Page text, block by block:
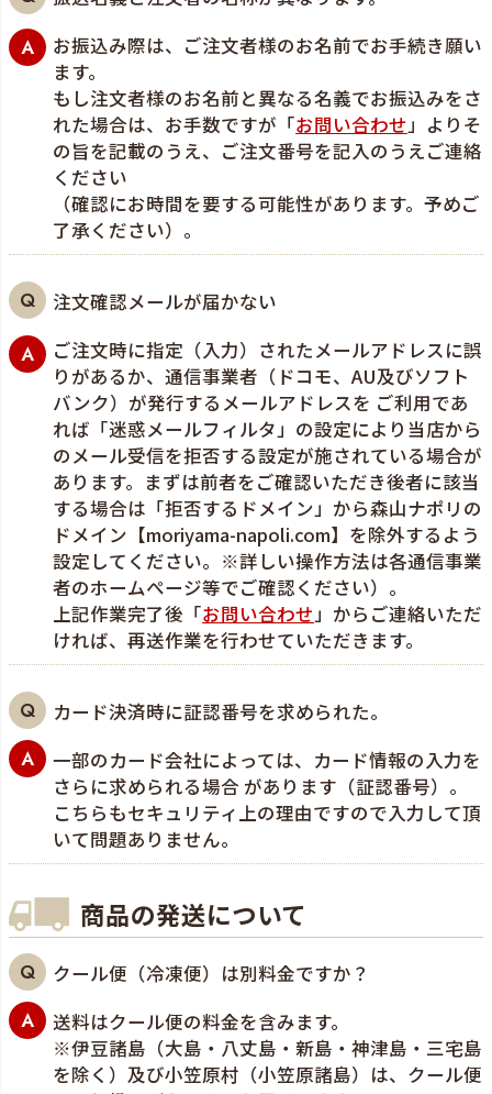
お振込み際は、ご注文者様のお名前でお手続き願い
ます。
もし注文者様のお名前と異なる名義でお振込みをさ
れた場合は、お手数ですが「お問い合わせ」よりそ
の旨を記載のうえ、ご注文番号を記入のうえご連絡
ください
（確認にお時間を要する可能性があります。予めご
了承ください）。
注文確認メールが届かない
ご注文時に指定（入力）されたメールアドレスに誤
りがあるか、通信事業者（ドコモ、AU及びソフト
バンク）が発行するメールアドレスを ご利用であ
れば「迷惑メールフィルタ」の設定により当店から
のメール受信を拒否する設定が施されている場合が
あります。まずは前者をご確認いただき後者に該当
する場合は「拒否するドメイン」から森山ナポリの
ドメイン【moriyama-napoli.com】を除外するよう
設定してください。※詳しい操作方法は各通信事業
者のホームぺージ等でご確認ください）。
上記作業完了後「お問い合わせ」からご連絡いただ
ければ、再送作業を行わせていただきます。
カード決済時に証認番号を求められた。
一部のカード会社によっては、カード情報の入力を
さらに求められる場合 があります（証認番号）。
こちらもセキュリティ上の理由ですので入力して頂
いて問題ありません。
商品の発送について
クール便（冷凍便）は別料金ですか？
送料はクール便の料金を含みます。
※伊豆諸島（大島・八丈島・新島・神津島・三宅島
を除く）及び小笠原村（小笠原諸島）は、クール便